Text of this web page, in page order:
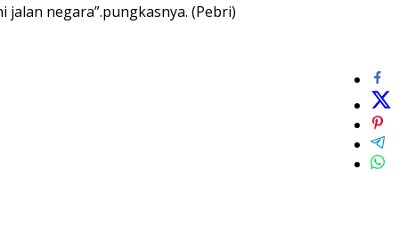
negara”.pungkasnya. (Pebri)